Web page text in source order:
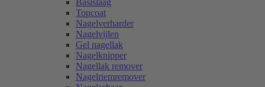
Basislaag
Topcoat
Nagelverharder
Nagelvijlen
Gel nagellak
Nagelknipper
Nagellak remover
Nagelriemremover